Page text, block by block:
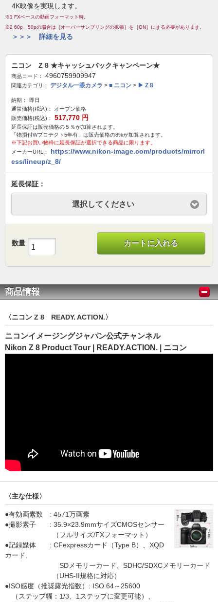
4K映像を実現します。
※1 FXベースの動画フォーマット時。
※2 60p、50pの場合は［オーバーサンプリングの拡張］を［ON］にする必要があります。
＞＞＞ 詳細を見る
ニコン Z 8 ★キャッシュバックキャンペーン★
商品コード： 4960759909947
関連カテゴリ： デジタル一眼カメラ > ■ ニコン > ▶ Z 8
納期：
即日
通常価格(税込)：
オープン価格
販売価格(税込)：
517,770 円
延長保証は販売価格の５％が加算されます。
「物損付Wプロテクト5年有」は販売価格の8%が加算されます。
※下記お買い物枠に延長保証が選択できる商品に限ります。
メーカーURL：
https://www.nikon-image.com/products/mirrorl
ess/lineup/z_8/
延長保証：
選択してください
数量 カートに入れる
商品情報
〈ニコン Z 8 READY. ACTION.〉
ニコンイメージングジャパン公式チャンネル
Nikon Z 8 Product Tour | READY.ACTION. | ニコン
〈主な仕様〉
●有効画素数 : 4571万画素
●撮影素子 : 35.9×23.9mmサイズCMOSセンサー
（フルサイズ/FXフォーマット）
●記録媒体 : CFexpressカード（Type B）、XQD
カード、
SDメモリーカード、SDHC/SDXCメモリーカード
（UHS-II規格に対応）
●ISO感度（推奨露光指数）: ISO 64～25600
（ステップ幅：1/3、1ステップに変更可能）、